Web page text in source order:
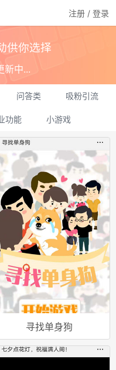
注册 / 登录
供你选择
新中...
问答类 吸粉引流
功能 小游戏
寻找单身狗